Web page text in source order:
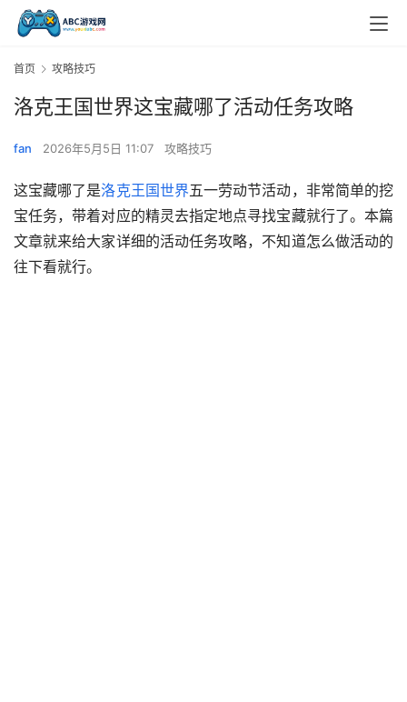
首页 攻略技巧
洛克王国世界这宝藏哪了活动任务攻略
fan 2026年5月5日 11:07 攻略技巧
这宝藏哪了是洛克王国世界五一劳动节活动，非常简单的挖
宝任务，带着对应的精灵去指定地点寻找宝藏就行了。本篇
文章就来给大家详细的活动任务攻略，不知道怎么做活动的
往下看就行。